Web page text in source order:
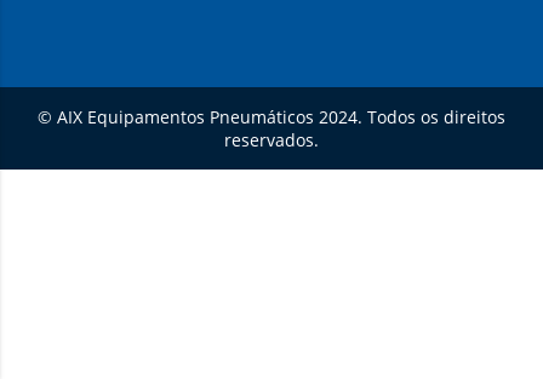
© AIX Equipamentos Pneumáticos 2024. Todos os direitos
reservados.